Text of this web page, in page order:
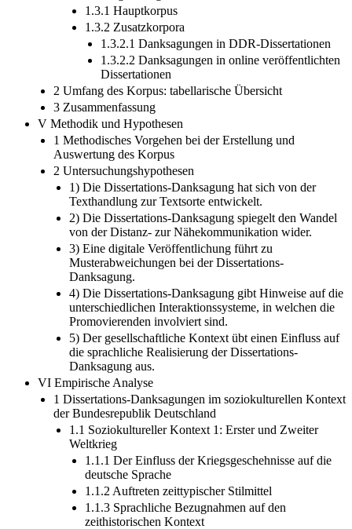
1.3.1 Hauptkorpus
1.3.2 Zusatzkorpora
1.3.2.1 Danksagungen in DDR-Dissertationen
1.3.2.2 Danksagungen in online veröffentlichten
Dissertationen
2 Umfang des Korpus: tabellarische Übersicht
3 Zusammenfassung
V Methodik und Hypothesen
1 Methodisches Vorgehen bei der Erstellung und
Auswertung des Korpus
2 Untersuchungshypothesen
1) Die Dissertations-Danksagung hat sich von der
Texthandlung zur Textsorte entwickelt.
2) Die Dissertations-Danksagung spiegelt den Wandel
von der Distanz- zur Nähekommunikation wider.
3) Eine digitale Veröffentlichung führt zu
Musterabweichungen bei der Dissertations-
Danksagung.
4) Die Dissertations-Danksagung gibt Hinweise auf die
unterschiedlichen Interaktionssysteme, in welchen die
Promovierenden involviert sind.
5) Der gesellschaftliche Kontext übt einen Einfluss auf
die sprachliche Realisierung der Dissertations-
Danksagung aus.
VI Empirische Analyse
1 Dissertations-Danksagungen im soziokulturellen Kontext
der Bundesrepublik Deutschland
1.1 Soziokultureller Kontext 1: Erster und Zweiter
Weltkrieg
1.1.1 Der Einfluss der Kriegsgeschehnisse auf die
deutsche Sprache
1.1.2 Auftreten zeittypischer Stilmittel
1.1.3 Sprachliche Bezugnahmen auf den
zeithistorischen Kontext